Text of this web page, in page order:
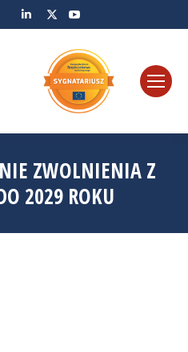
Linkedin
Twitter
ZWOLNIENIA Z
2029 ROKU